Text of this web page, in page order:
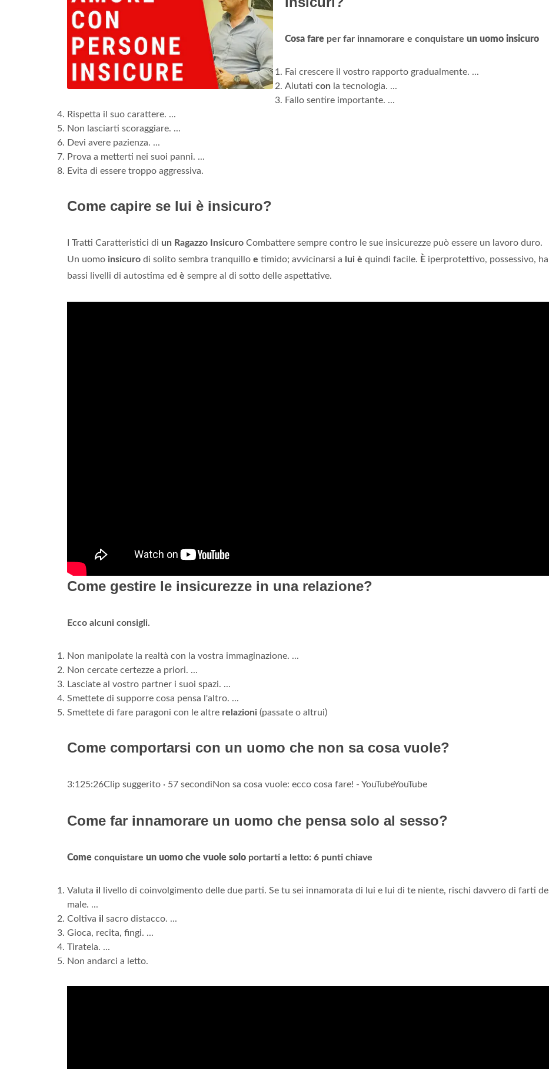
Cosa fare per far innamorare e conquistare un uomo insicuro
Fai crescere il vostro rapporto gradualmente. ...
Aiutati con la tecnologia. ...
Fallo sentire importante. ...
Rispetta il suo carattere. ...
Non lasciarti scoraggiare. ...
Devi avere pazienza. ...
Prova a metterti nei suoi panni. ...
Evita di essere troppo aggressiva.
Come capire se lui è insicuro?
I Tratti Caratteristici di un Ragazzo Insicuro Combattere sempre contro le sue insicurezze può essere un lavoro duro.
Un uomo insicuro di solito sembra tranquillo e timido; avvicinarsi a lui è quindi facile. È iperprotettivo, possessivo, ha
bassi livelli di autostima ed è sempre al di sotto delle aspettative.
Come gestire le insicurezze in una relazione?
Ecco alcuni consigli.
Non manipolate la realtà con la vostra immaginazione. ...
Non cercate certezze a priori. ...
Lasciate al vostro partner i suoi spazi. ...
Smettete di supporre cosa pensa l'altro. ...
Smettete di fare paragoni con le altre relazioni (passate o altrui)
Come comportarsi con un uomo che non sa cosa vuole?
3:125:26Clip suggerito · 57 secondiNon sa cosa vuole: ecco cosa fare! - YouTubeYouTube
Come far innamorare un uomo che pensa solo al sesso?
Come conquistare un uomo che vuole solo portarti a letto: 6 punti chiave
Valuta il
livello di coinvolgimento delle due parti. Se tu sei innamorata di lui e lui di te niente, rischi davvero di farti del
male. ...
Coltiva il sacro distacco. ...
Gioca, recita, fingi. ...
Tiratela. ...
Non andarci a letto.